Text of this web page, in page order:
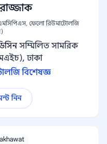
ফেলো রিউমাটোলজি
সম্মিলিত সামরিক
ঢাকা
বিশেষজ্ঞ
নিন